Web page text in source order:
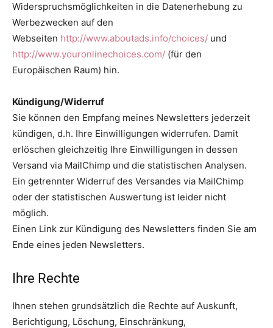
Widerspruchsmöglichkeiten in die Datenerhebung zu
Werbezwecken auf den
Webseiten http://www.aboutads.info/choices/ und
http://www.youronlinechoices.com/ (für den
Europäischen Raum) hin.
Kündigung/Widerruf
Sie können den Empfang meines Newsletters jederzeit
kündigen, d.h. Ihre Einwilligungen widerrufen. Damit
erlöschen gleichzeitig Ihre Einwilligungen in dessen
Versand via MailChimp und die statistischen Analysen.
Ein getrennter Widerruf des Versandes via MailChimp
oder der statistischen Auswertung ist leider nicht
möglich.
Einen Link zur Kündigung des Newsletters finden Sie am
Ende eines jeden Newsletters.
Ihre Rechte
Ihnen stehen grundsätzlich die Rechte auf Auskunft,
Berichtigung, Löschung, Einschränkung,